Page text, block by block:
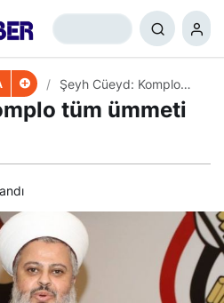
Şeyh Cüeyd: Komplo
tüm ümmeti hedef alıyor
tüm ümmeti
+ 0 Paylaş